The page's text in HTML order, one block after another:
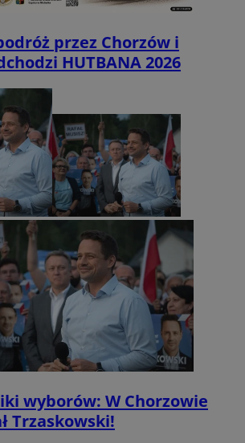
przez Chorzów i
HUTBANA 2026
wyborów: W Chorzowie
Trzaskowski!